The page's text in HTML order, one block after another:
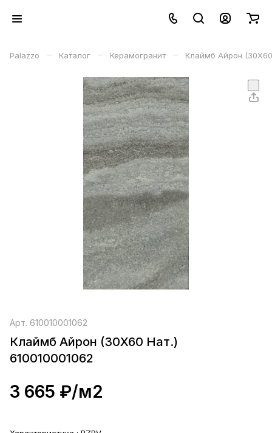
Palazzo – Каталог – Керамогранит – Клаймб Айрон
Арт. 610010001062
Клаймб Айрон (30X60 Нат.)
610010001062
3 665 ₽/м2